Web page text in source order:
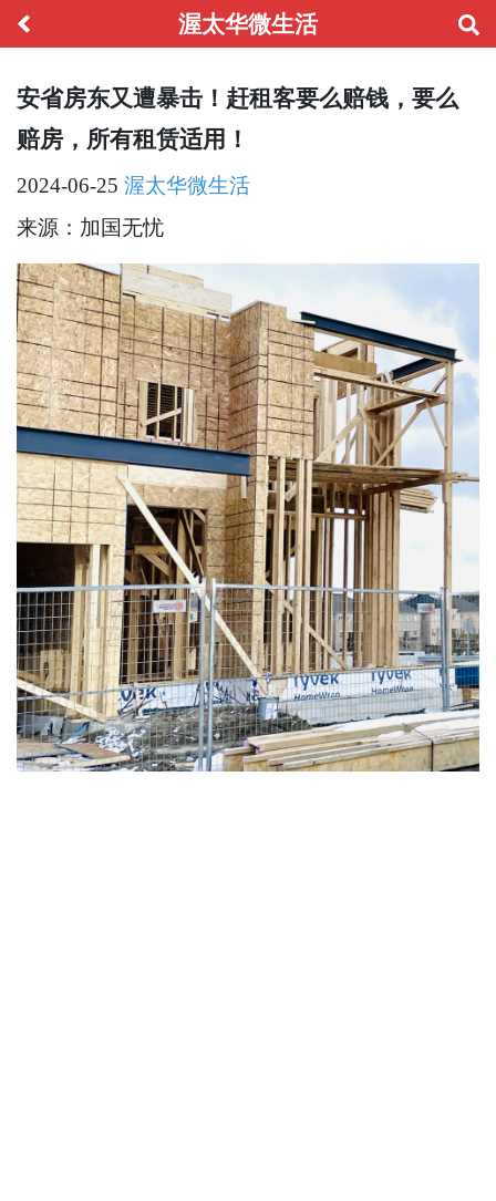
渥太华微生活
安省房东又遭暴击！赶租客要么赔钱，要么
赔房，所有租赁适用！
2024-06-25 渥太华微生活
来源：加国无忧